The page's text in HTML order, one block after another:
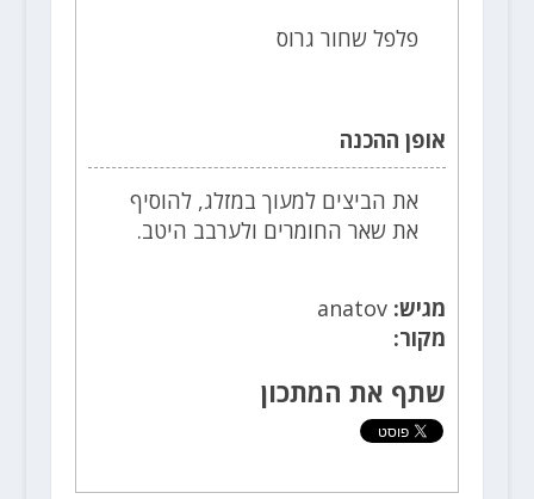
פלפל שחור גרוס
אופן ההכנה
את הביצים למעוך במזלג, להוסיף
את שאר החומרים ולערבב היטב.
מגיש: anatov
מקור:
שתף את המתכון